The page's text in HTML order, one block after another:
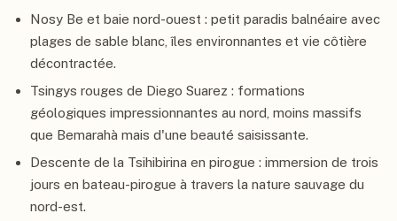
Nosy Be et baie nord-ouest : petit paradis balnéaire avec
plages de sable blanc, îles environnantes et vie côtière
décontractée.
Tsingys rouges de Diego Suarez : formations
géologiques impressionnantes au nord, moins massifs
que Bemarahà mais d'une beauté saisissante.
Descente de la Tsihibirina en pirogue : immersion de trois
jours en bateau-pirogue à travers la nature sauvage du
nord-est.